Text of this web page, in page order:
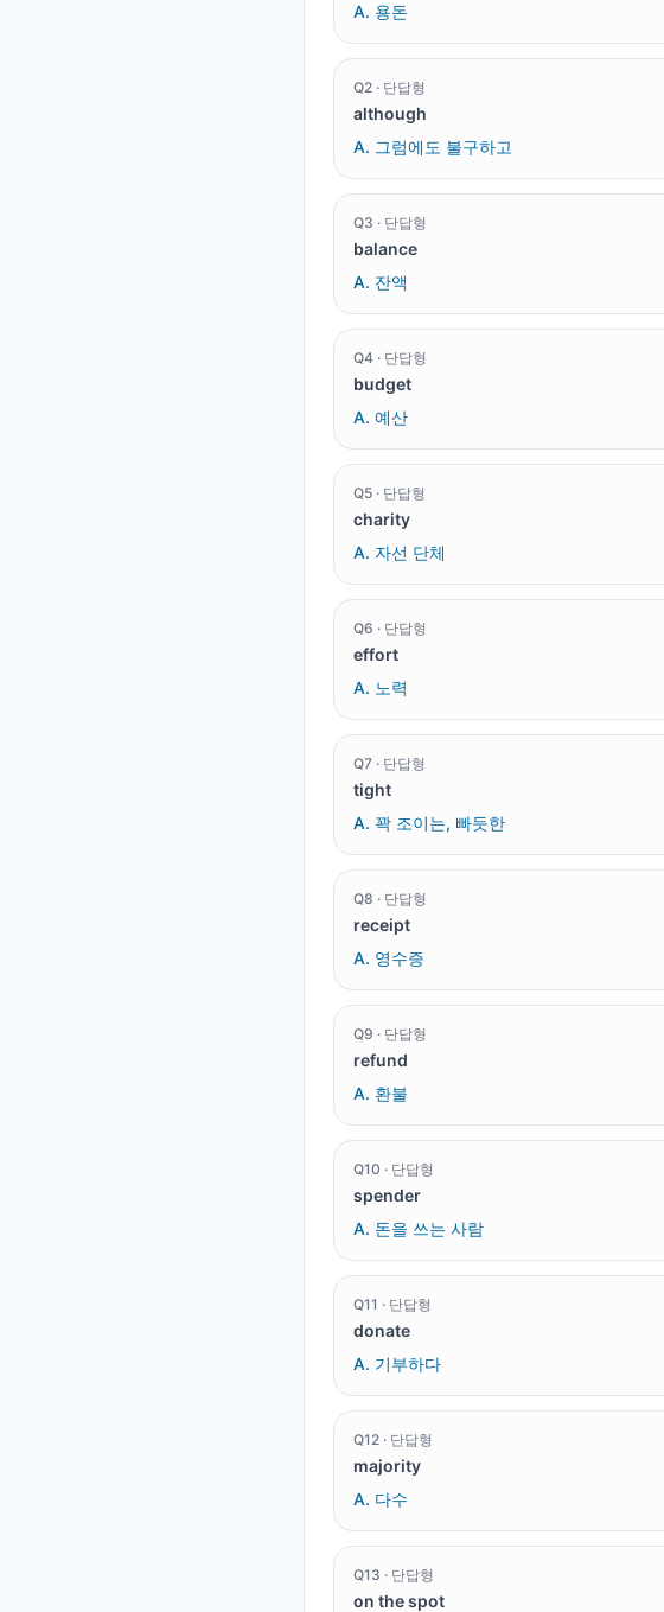
A. 용돈
Q2 · 단답형
although
A. 그럼에도 불구하고
Q3 · 단답형
balance
A. 잔액
Q4 · 단답형
budget
A. 예산
Q5 · 단답형
charity
A. 자선 단체
Q6 · 단답형
effort
A. 노력
Q7 · 단답형
tight
A. 꽉 조이는, 빠듯한
Q8 · 단답형
receipt
A. 영수증
Q9 · 단답형
refund
A. 환불
Q10 · 단답형
spender
A. 돈을 쓰는 사람
Q11 · 단답형
donate
A. 기부하다
Q12 · 단답형
majority
A. 다수
Q13 · 단답형
on the spot